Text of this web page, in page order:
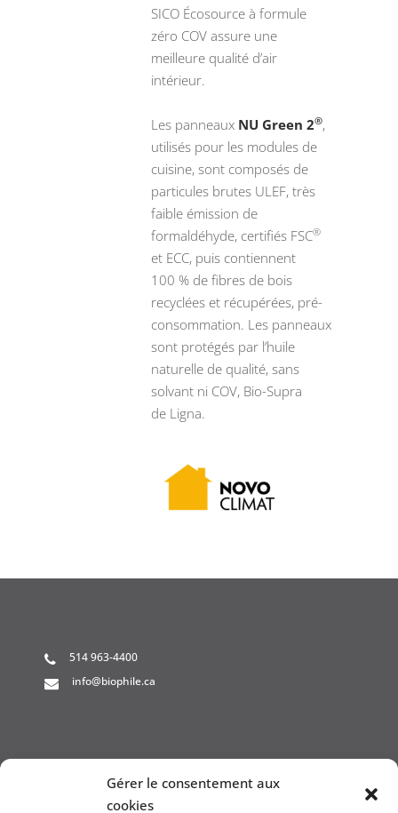
Gérer le consentement aux
cookies
SICO Écosource à formule
zéro COV assure une
meilleure qualité d’air
intérieur.
Les panneaux NU Green 2®,
utilisés pour les modules de
cuisine, sont composés de
particules brutes ULEF, très
faible émission de
formaldéhyde, certifiés FSC®
et ECC, puis contiennent
100 % de fibres de bois
recyclées et récupérées, pré-
consommation. Les panneaux
sont protégés par l’huile
naturelle de qualité, sans
solvant ni COV, Bio-Supra
de Ligna.
514 963-4400
info@biophile.ca
Politique de cookies